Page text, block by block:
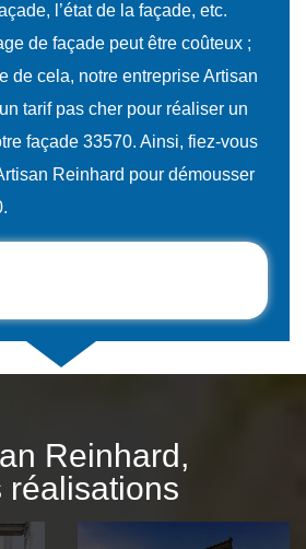
l’état de la façade, etc.
de façade peut être coûteux ;
de cela, notre entreprise Artisan
tarif pas cher pour réaliser un
façade 33570. Ainsi, fiez-vous
Reinhard pour démousser
Reinhard,
réalisations